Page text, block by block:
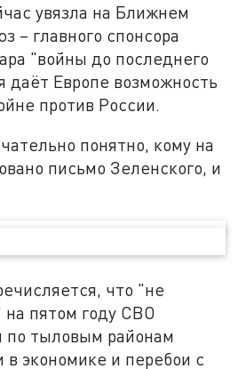
увязла на Ближнем
– главного спонсора
"войны до последнего
даёт Европе возможность
против России.
понятно, кому на
письмо Зеленского, и
что "не
на пятом году СВО
по тыловым районам
в экономике и перебои с